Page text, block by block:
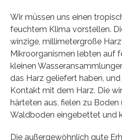
Wir müssen uns einen
feuchtem Klima vorstellen.
winzige, millimetergroße
Mikroorganismen lebten auf
kleinen
das Harz geliefert haben,
Kontakt mit dem Harz. Die
härteten aus, fielen zu Boden
Waldboden eingebettet und
Die außergewöhnlich gute